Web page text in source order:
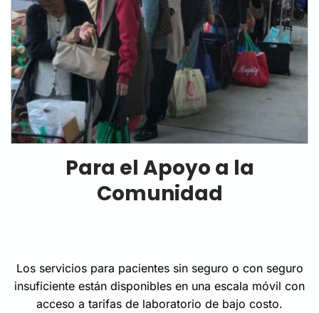
Para el Apoyo a la
Comunidad
Los servicios para pacientes sin seguro o con seguro
insuficiente están disponibles en una escala móvil con
acceso a tarifas de laboratorio de bajo costo.